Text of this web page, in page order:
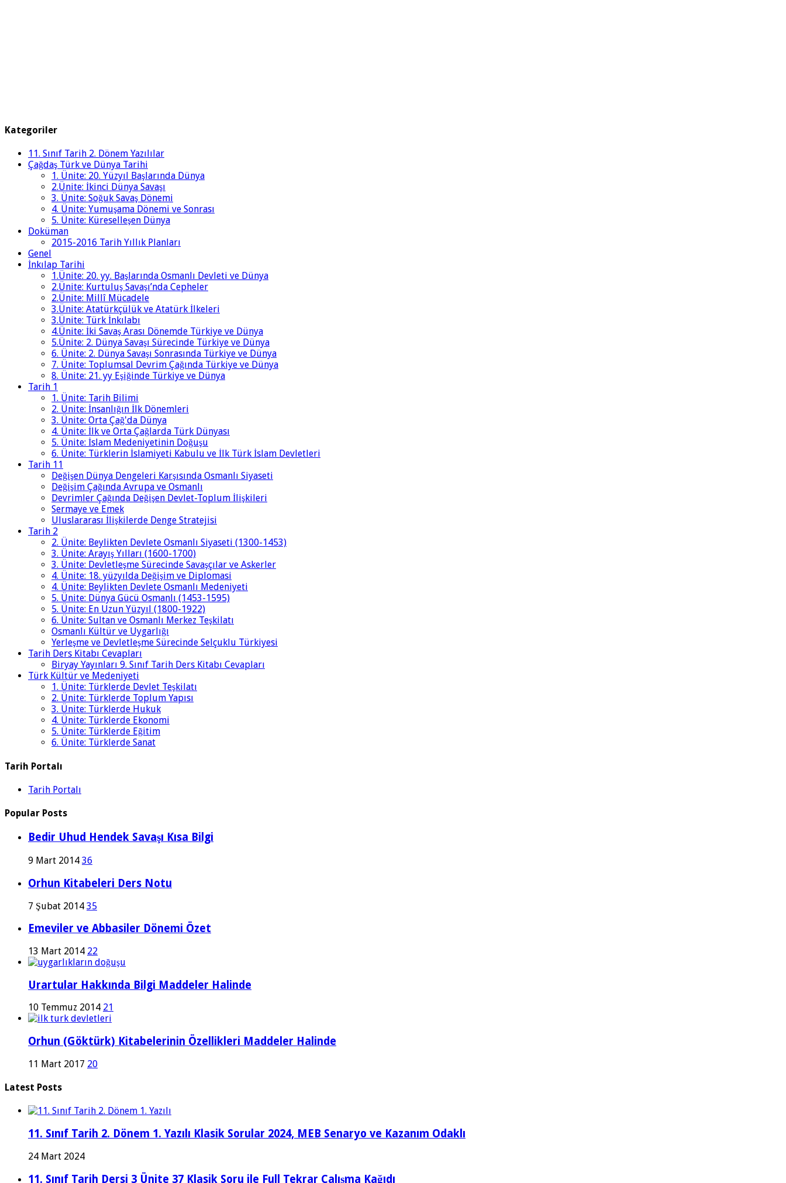
Kategoriler
11. Sınıf Tarih 2. Dönem Yazılılar
Çağdaş Türk ve Dünya Tarihi
1. Ünite: 20. Yüzyıl Başlarında Dünya
2.Ünite: İkinci Dünya Savaşı
3. Ünite: Soğuk Savaş Dönemi
4. Ünite: Yumuşama Dönemi ve Sonrası
5. Ünite: Küreselleşen Dünya
Doküman
2015-2016 Tarih Yıllık Planları
Genel
İnkılap Tarihi
1.Ünite: 20. yy. Başlarında Osmanlı Devleti ve Dünya
2.Ünite: Kurtuluş Savaşı’nda Cepheler
2.Ünite: Millî Mücadele
3.Ünite: Atatürkçülük ve Atatürk İlkeleri
3.Ünite: Türk İnkılabı
4.Ünite: İki Savaş Arası Dönemde Türkiye ve Dünya
5.Ünite: 2. Dünya Savaşı Sürecinde Türkiye ve Dünya
6. Ünite: 2. Dünya Savaşı Sonrasında Türkiye ve Dünya
7. Ünite: Toplumsal Devrim Çağında Türkiye ve Dünya
8. Ünite: 21. yy Eşiğinde Türkiye ve Dünya
Tarih 1
1. Ünite: Tarih Bilimi
2. Ünite: İnsanlığın İlk Dönemleri
3. Ünite: Orta Çağ'da Dünya
4. Ünite: İlk ve Orta Çağlarda Türk Dünyası
5. Ünite: İslam Medeniyetinin Doğuşu
6. Ünite: Türklerin İslamiyeti Kabulu ve İlk Türk İslam Devletleri
Tarih 11
Değişen Dünya Dengeleri Karşısında Osmanlı Siyaseti
Değişim Çağında Avrupa ve Osmanlı
Devrimler Çağında Değişen Devlet-Toplum İlişkileri
Sermaye ve Emek
Uluslararası İlişkilerde Denge Stratejisi
Tarih 2
2. Ünite: Beylikten Devlete Osmanlı Siyaseti (1300-1453)
3. Ünite: Arayış Yılları (1600-1700)
3. Ünite: Devletleşme Sürecinde Savaşçılar ve Askerler
4. Ünite: 18. yüzyılda Değişim ve Diplomasi
4. Ünite: Beylikten Devlete Osmanlı Medeniyeti
5. Ünite: Dünya Gücü Osmanlı (1453-1595)
5. Ünite: En Uzun Yüzyıl (1800-1922)
6. Ünite: Sultan ve Osmanlı Merkez Teşkilatı
Osmanlı Kültür ve Uygarlığı
Yerleşme ve Devletleşme Sürecinde Selçuklu Türkiyesi
Tarih Ders Kitabı Cevapları
Biryay Yayınları 9. Sınıf Tarih Ders Kitabı Cevapları
Türk Kültür ve Medeniyeti
1. Ünite: Türklerde Devlet Teşkilatı
2. Ünite: Türklerde Toplum Yapısı
3. Ünite: Türklerde Hukuk
4. Ünite: Türklerde Ekonomi
5. Ünite: Türklerde Eğitim
6. Ünite: Türklerde Sanat
Tarih Portalı
Tarih Portalı
Popular Posts
Bedir Uhud Hendek Savaşı Kısa Bilgi
9 Mart 2014 36
Orhun Kitabeleri Ders Notu
7 Şubat 2014 35
Emeviler ve Abbasiler Dönemi Özet
13 Mart 2014 22
Urartular Hakkında Bilgi Maddeler Halinde
10 Temmuz 2014 21
Orhun (Göktürk) Kitabelerinin Özellikleri Maddeler Halinde
11 Mart 2017 20
Latest Posts
11. Sınıf Tarih 2. Dönem 1. Yazılı Klasik Sorular 2024, MEB Senaryo ve Kazanım Odaklı
24 Mart 2024
11. Sınıf Tarih Dersi 3 Ünite 37 Klasik Soru ile Full Tekrar Çalışma Kağıdı